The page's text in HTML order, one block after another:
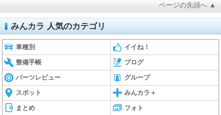
ページの先頭へ ▲
みんカラ 人気のカテゴリ
車種別 イイね！
整備手帳 ブログ
パーツレビュー グループ
スポット みんカラ＋
まとめ フォト